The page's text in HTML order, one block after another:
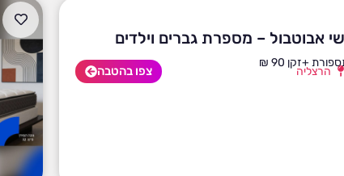
אבוטבול – מספרת גברים וילדים
+זקן 90 ₪
הרצליה צפו בהטבה